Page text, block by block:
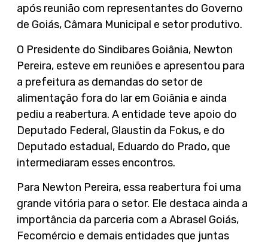
após reunião com representantes do Governo
de Goiás, Câmara Municipal e setor produtivo.
O Presidente do Sindibares Goiânia, Newton
Pereira, esteve em reuniões e apresentou para
a prefeitura as demandas do setor de
alimentação fora do lar em Goiânia e ainda
pediu a reabertura. A entidade teve apoio do
Deputado Federal, Glaustin da Fokus, e do
Deputado estadual, Eduardo do Prado, que
intermediaram esses encontros.
Para Newton Pereira, essa reabertura foi uma
grande vitória para o setor. Ele destaca ainda a
importância da parceria com a Abrasel Goiás,
Fecomércio e demais entidades que juntas